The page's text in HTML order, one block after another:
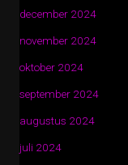
december 2024
november 2024
oktober 2024
september 2024
augustus 2024
juli 2024